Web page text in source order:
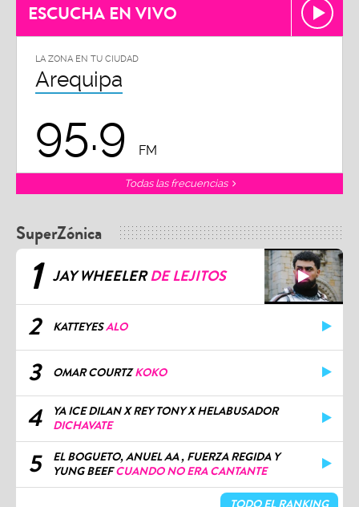
ESCUCHA EN VIVO
LA ZONA EN TU CIUDAD
Arequipa
95.9 FM
Todas las frecuencias
SuperZónica
1 JAY WHEELERDE LEJITOS
2 KATTEYESALO
3 OMAR COURTZKOKO
4
YA ICE DILAN X REY TONY X HELABUSADOR
DICHAVATE
5
EL BOGUETO, ANUEL AA , FUERZA REGIDA Y
YUNG BEEFCUANDO NO ERA CANTANTE